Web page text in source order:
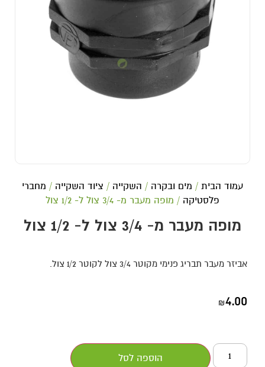
עמוד הבית / מים ובקרה / השקייה / ציוד השקייה / מחברי
פלסטיקה / מופה מעבר מ- 3/4 צול ל- 1/2 צול
מופה מעבר מ- 3/4 צול ל- 1/2 צול
אביזר מעבר תבריג פנימי מקוטר 3/4 צול לקוטר 1/2 צול.
₪4.00
הוספה לסל